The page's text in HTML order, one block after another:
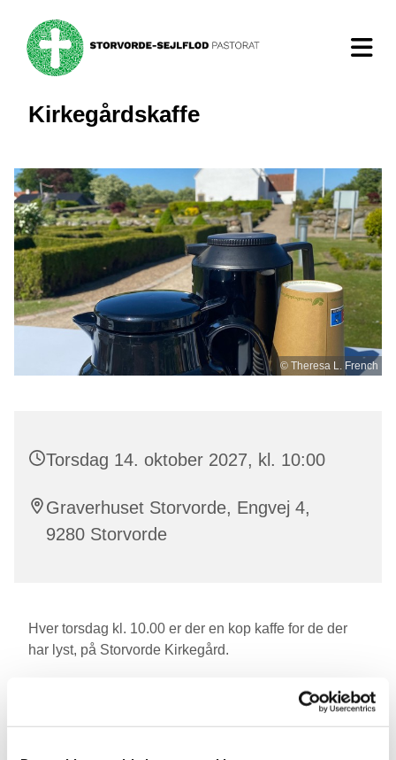
Kirkegårdskaffe
© Theresa L. French
Torsdag 14. oktober 2027, kl. 10:00
Graverhuset Storvorde, Engvej 4,
9280 Storvorde
Hver torsdag kl. 10.00 er der en kop kaffe for de der
har lyst, på Storvorde Kirkegård.